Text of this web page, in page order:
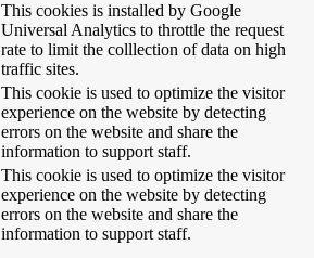
This cookies is installed by Google
Universal Analytics to throttle the request
rate to limit the colllection of data on high
traffic sites.
This cookie is used to optimize the visitor
experience on the website by detecting
errors on the website and share the
information to support staff.
This cookie is used to optimize the visitor
experience on the website by detecting
errors on the website and share the
information to support staff.